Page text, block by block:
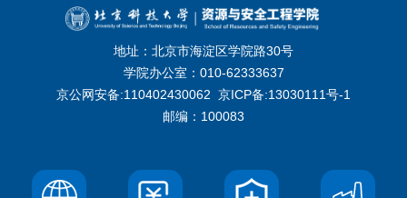
地址：北京市海淀区学院路30号
学院办公室：010-62333637
京公网安备:110402430062 京ICP备:13030111号-1
邮编：100083